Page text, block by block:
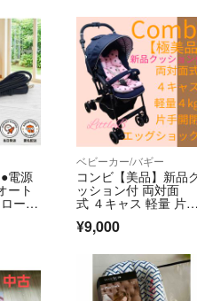
電源
ート
ーチ
ベビーカー/バギー
コンビ【美品】新品
ッション付 両対面
式 ４キャス 軽量 片手
¥9,000